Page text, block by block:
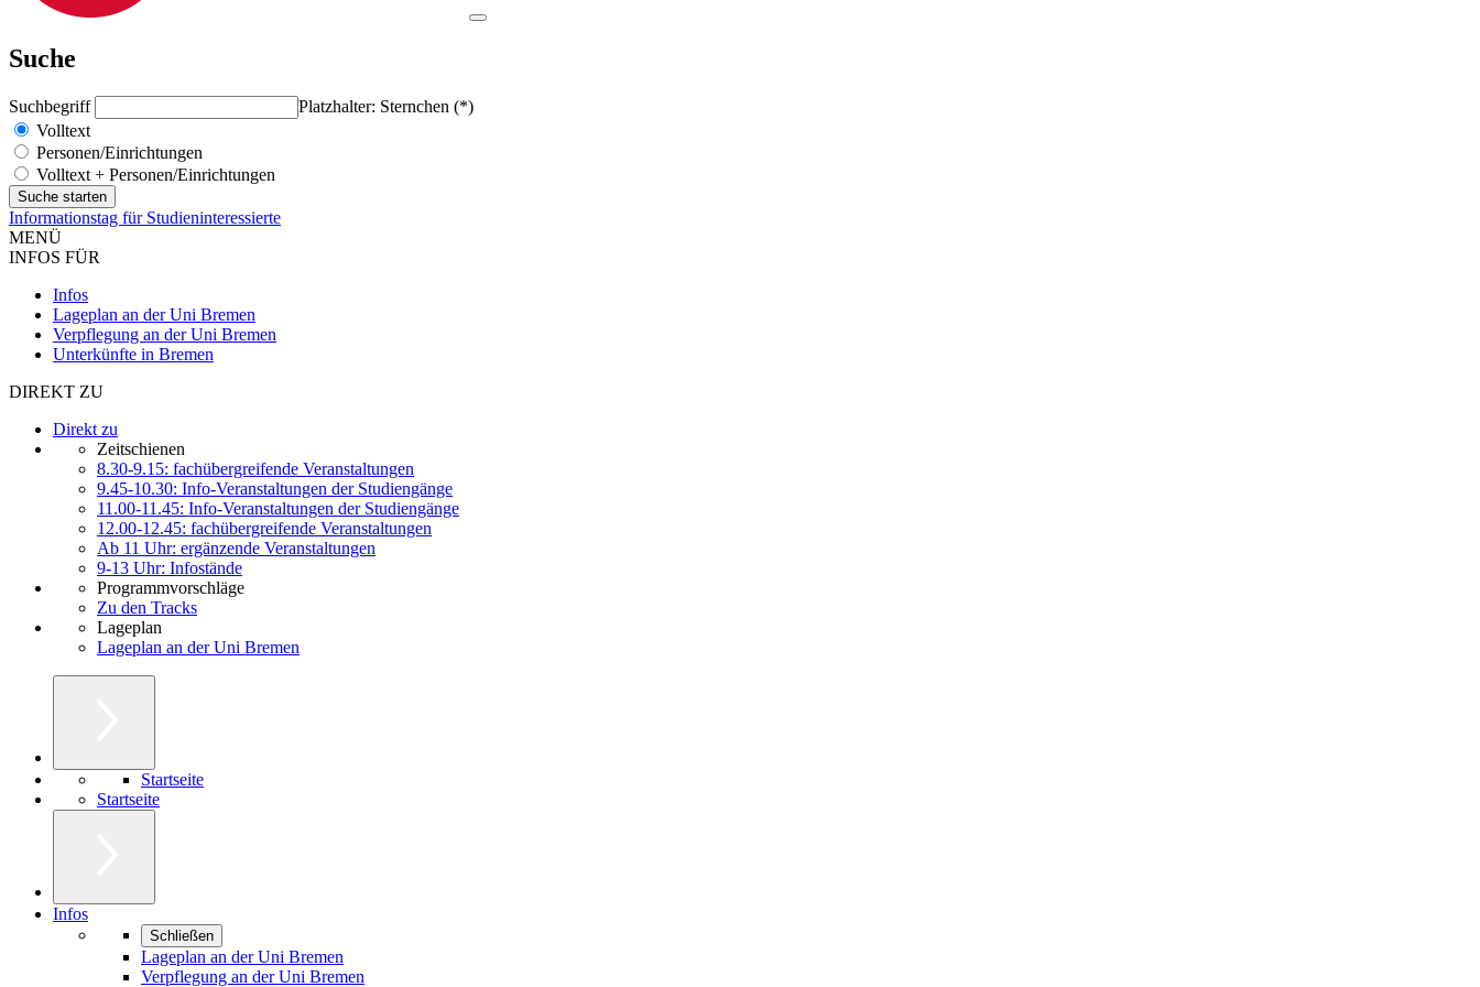
Suche
Suchbegriff
Platzhalter: Sternchen (*)
Volltext
Personen/Einrichtungen
Volltext + Personen/Einrichtungen
Informationstag für Studieninteressierte
MENÜ
INFOS FÜR
Infos
Lageplan an der Uni Bremen
Verpflegung an der Uni Bremen
Unterkünfte in Bremen
DIREKT ZU
Direkt zu
Zeitschienen
8.30-9.15: fachübergreifende Veranstaltungen
9.45-10.30: Info-Veranstaltungen der Studiengänge
11.00-11.45: Info-Veranstaltungen der Studiengänge
12.00-12.45: fachübergreifende Veranstaltungen
Ab 11 Uhr: ergänzende Veranstaltungen
9-13 Uhr: Infostände
Programmvorschläge
Zu den Tracks
Lageplan
Lageplan an der Uni Bremen
Startseite
Startseite
Infos
Schließen
Lageplan an der Uni Bremen
Verpflegung an der Uni Bremen